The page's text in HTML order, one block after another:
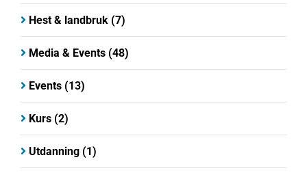
Hest & landbruk (7)
Media & Events (48)
Events (13)
Kurs (2)
Utdanning (1)